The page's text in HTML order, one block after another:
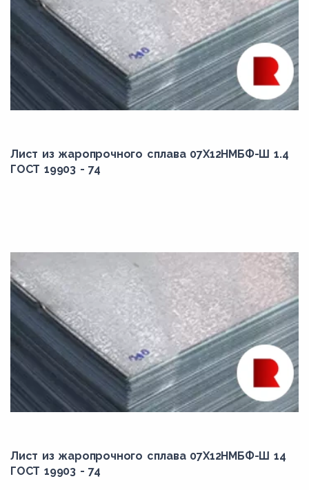
Лист из жаропрочного сплава 07Х12НМБФ-Ш 1.4
ГОСТ 19903 - 74
Лист из жаропрочного сплава 07Х12НМБФ-Ш 14
ГОСТ 19903 - 74